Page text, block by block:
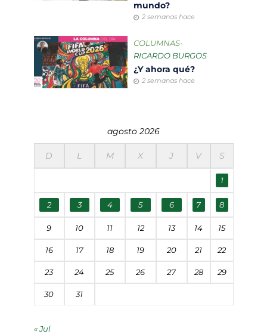
mundo?
2 semanas hace
COLUMNAS•
RICARDO BURGOS
¿Y ahora qué?
2 semanas hace
agosto 2026
D L M X J V S
1
2 3 4 5 6 7 8
9 10 11 12 13 14 15
16 17 18 19 20 21 22
23 24 25 26 27 28 29
30 31
« Jul